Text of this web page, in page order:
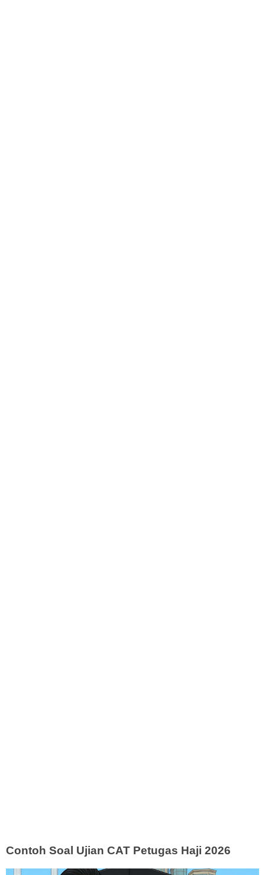
Contoh Soal Ujian CAT Petugas Haji 2026